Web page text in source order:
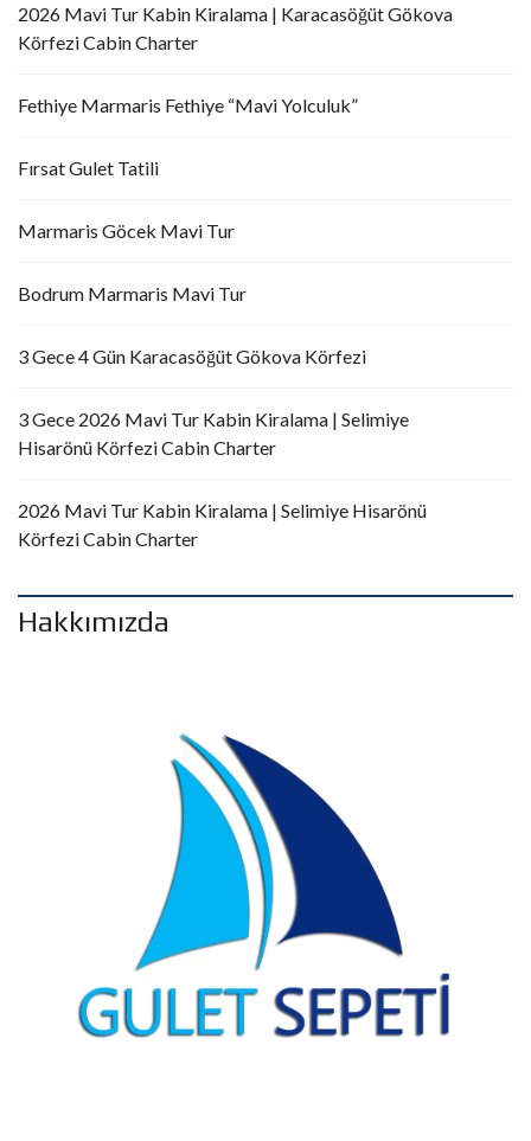
2026 Mavi Tur Kabin Kiralama | Karacasöğüt Gökova
Körfezi Cabin Charter
Fethiye Marmaris Fethiye “Mavi Yolculuk”
Fırsat Gulet Tatili
Marmaris Göcek Mavi Tur
Bodrum Marmaris Mavi Tur
3 Gece 4 Gün Karacasöğüt Gökova Körfezi
3 Gece 2026 Mavi Tur Kabin Kiralama | Selimiye
Hisarönü Körfezi Cabin Charter
2026 Mavi Tur Kabin Kiralama | Selimiye Hisarönü
Körfezi Cabin Charter
Hakkımızda